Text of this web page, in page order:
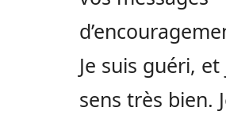
Je suis guéri,
sens très bien.